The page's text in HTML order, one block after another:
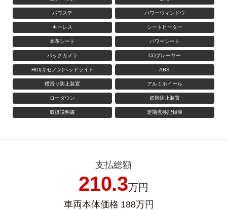
パワステ パワーウィンドウ
キーレス シートヒーター
本革シート パワーシート
バックカメラ CDプレーヤー
HID(キセノン)ヘッドライト ABS
横滑り防止装置 アルミホイール
ローダウン 盗難防止装置
取扱説明書 定期点検記録簿
支払総額
210.3万円
車両本体価格 188万円